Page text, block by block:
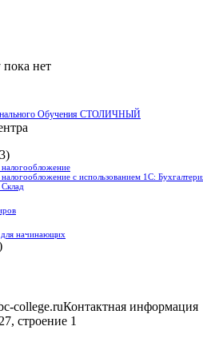
нет
Обучения СТОЛИЧНЫЙ
налогообложение
с использованием 1С:
начинающих
college.ruКонтактная информация
строение 1